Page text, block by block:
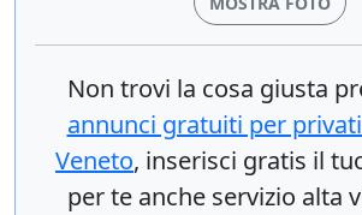
Non trovi la cosa giusta
annunci gratuiti per
Veneto, inserisci gratis il
per te anche servizio alta